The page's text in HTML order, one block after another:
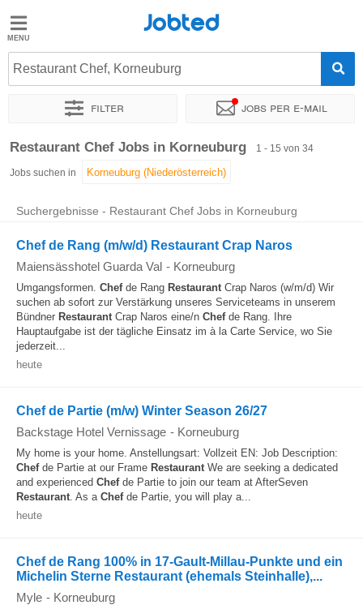
Jobted
Jobs
Jobted
Restaurant Chef, Korneuburg
Filter Jobs per e-mail
Sortieren nach Genauer Standort Unternehmen
Restaurant Chef Jobs in Korneuburg 1 - 15 von 34
Jobs suchen in
Suchergebnisse - Restaurant Chef Jobs in Korneuburg
Chef de Rang (m/w/d) Restaurant Crap Naros
Maiensässhotel Guarda Val - Korneuburg
Umgangsformen. Chefde Rang RestaurantCrap Naros (w/m/d) Wir
suchen ab sofort zur Verstärkung unseres Serviceteams in unserem
Bündner RestaurantCrap Naros eine/n Chefde Rang. Ihre
Hauptaufgabe ist der tägliche Einsatz im à la Carte Service, wo Sie
jederzeit...
heute
Chef de Partie (m/w) Winter Season 26/27
Backstage Hotel Vernissage - Korneuburg
My home is your home. Anstellungsart: Vollzeit EN: Job Description:
Chefde Partie at our Frame RestaurantWe are seeking a dedicated
and experienced Chefde Partie to join our team at AfterSeven
Restaurant. As a Chefde Partie, you will play a...
heute
Chef de Rang 100% in 17-Gault-Millau-Punkte und ein
Michelin Sterne Restaurant (ehemals Steinhalle),...
Myle - Korneuburg